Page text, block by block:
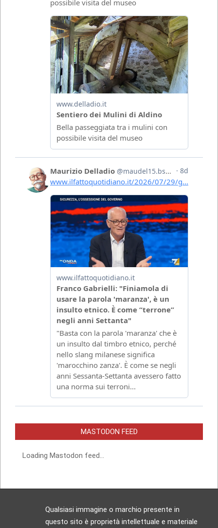
MASTODON FEED
Loading Mastodon feed...
Qualsiasi immagine o marchio presente in
questo sito è proprietà intellettuale e materiale